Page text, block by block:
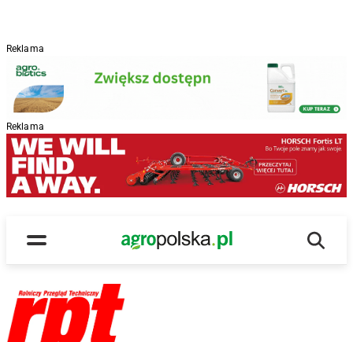
Reklama
Reklama
Menu
Main Logo